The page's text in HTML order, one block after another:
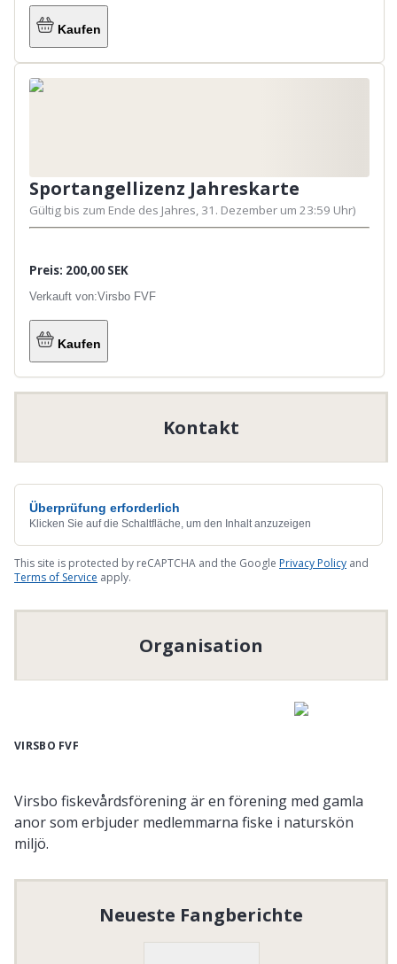
Kaufen
Sportangellizenz Jahreskarte
Gültig bis zum Ende des Jahres, 31. Dezember um 23:59 Uhr)
Preis: 200,00 SEK
Verkauft von:Virsbo FVF
Kaufen
Kontakt
Überprüfung erforderlich
Klicken Sie auf die Schaltfläche, um den Inhalt anzuzeigen
This site is protected by reCAPTCHA and the Google Privacy Policy and
Terms of Service apply.
Organisation
VIRSBO FVF
Virsbo fiskevårdsförening är en förening med gamla
anor som erbjuder medlemmarna fiske i naturskön
miljö.
Vi erbjuder fiske iVirsbosjönoch våra put-& takevatten
Neueste Fangberichte